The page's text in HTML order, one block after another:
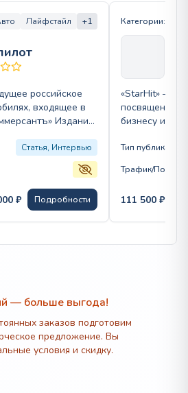
Лайфстайл +1
российское
входящее в
Издание
экспертные
Статья, Интервью
₽Диапазон
цен:
329
Подробности
Категории:
«StarHit» —
посвященное
бизнесу и
новости,
Тип публикации:
Трафик/
111 500 ₽
— больше выгода!
заказов подготовим
предложение. Вы
условия и скидку.